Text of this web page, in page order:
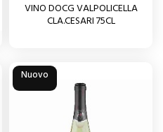
VINO DOCG VALPOLICELLA
CLA.CESARI 75CL
Nuovo